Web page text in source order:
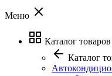
Меню
Каталог товаров
Каталог